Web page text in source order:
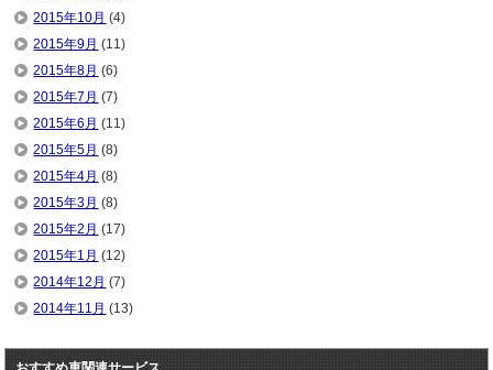
2015年10月 (4)
2015年9月 (11)
2015年8月 (6)
2015年7月 (7)
2015年6月 (11)
2015年5月 (8)
2015年4月 (8)
2015年3月 (8)
2015年2月 (17)
2015年1月 (12)
2014年12月 (7)
2014年11月 (13)